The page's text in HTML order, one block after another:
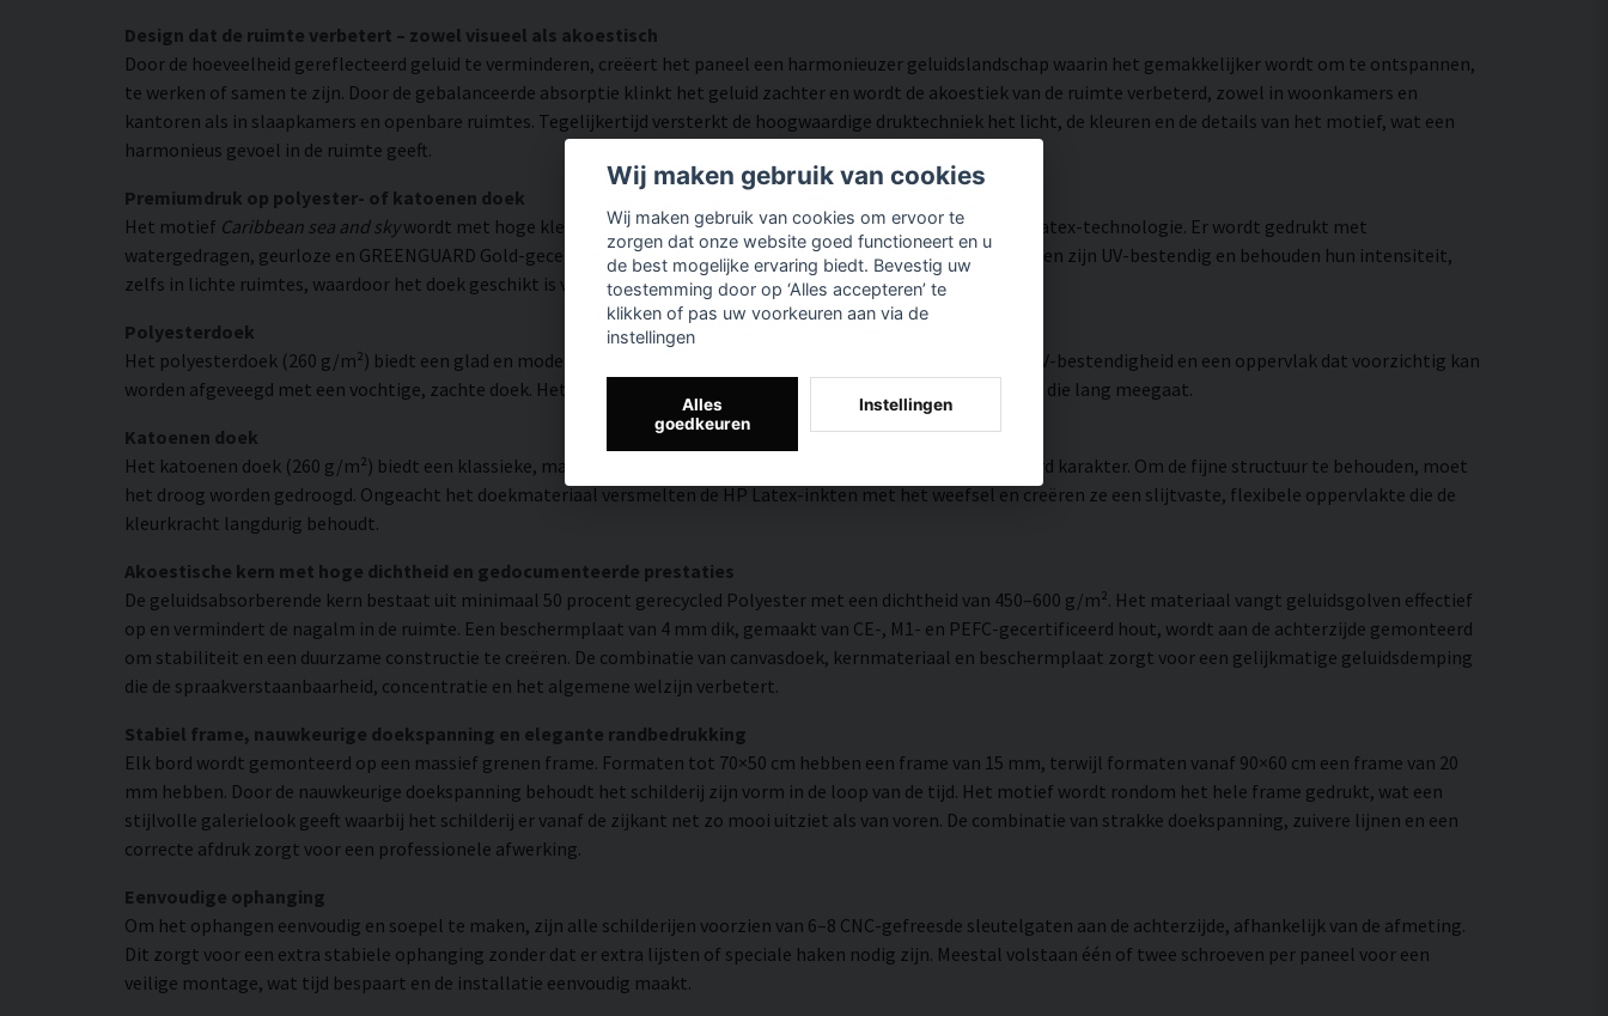
Design dat de ruimte verbetert – zowel visueel als akoestisch
Door de hoeveelheid gereflecteerd geluid te verminderen, creëert het paneel een harmonieuzer geluidslandschap waarin het gemakkelijker wordt om te ontspannen,
te werken of samen te zijn. Door de gebalanceerde absorptie klinkt het geluid zachter en wordt de akoestiek van de ruimte verbeterd, zowel in woonkamers en
kantoren als in slaapkamers en openbare ruimtes. Tegelijkertijd versterkt de hoogwaardige druktechniek het licht, de kleuren en de details van het motief, wat een
harmonieus gevoel in de ruimte geeft.
Premiumdruk op polyester- of katoenen doek
Het motief Caribbean sea and skywordt met hoge kleurnauwkeurigheid en veel detail weergegeven dankzij HP Latex-technologie. Er wordt gedrukt met
watergedragen, geurloze en GREENGUARD Gold-gecertificeerde inkt die een resolutie tot 300 DPI biedt. De kleuren zijn UV-bestendig en behouden hun intensiteit,
zelfs in lichte ruimtes, waardoor het doek geschikt is voor zowel thuis als in openbare ruimtes.
Polyesterdoek
Het polyesterdoek (260 g/m²) biedt een glad en modern oppervlak met hoge kleurnauwkeurigheid, zeer goede UV-bestendigheid en een oppervlak dat voorzichtig kan
worden afgeveegd met een vochtige, zachte doek. Het resultaat is een moderne, heldere en kleurrijke uitstraling die lang meegaat.
Katoenen doek
Het katoenen doek (260 g/m²) biedt een klassieke, matte textuur met natuurlijke warmte en een handgeschilderd karakter. Om de fijne structuur te behouden, moet
het droog worden gedroogd. Ongeacht het doekmateriaal versmelten de HP Latex-inkten met het weefsel en creëren ze een slijtvaste, flexibele oppervlakte die de
kleurkracht langdurig behoudt.
Akoestische kern met hoge dichtheid en gedocumenteerde prestaties
De geluidsabsorberende kern bestaat uit minimaal 50 procent gerecycled Polyester met een dichtheid van 450–600 g/m². Het materiaal vangt geluidsgolven effectief
op en vermindert de nagalm in de ruimte. Een beschermplaat van 4 mm dik, gemaakt van CE-, M1- en PEFC-gecertificeerd hout, wordt aan de achterzijde gemonteerd
om stabiliteit en een duurzame constructie te creëren. De combinatie van canvasdoek, kernmateriaal en beschermplaat zorgt voor een gelijkmatige geluidsdemping
die de spraakverstaanbaarheid, concentratie en het algemene welzijn verbetert.
Stabiel frame, nauwkeurige doekspanning en elegante randbedrukking
Elk bord wordt gemonteerd op een massief grenen frame. Formaten tot 70×50 cm hebben een frame van 15 mm, terwijl formaten vanaf 90×60 cm een frame van 20
mm hebben. Door de nauwkeurige doekspanning behoudt het schilderij zijn vorm in de loop van de tijd. Het motief wordt rondom het hele frame gedrukt, wat een
stijlvolle galerielook geeft waarbij het schilderij er vanaf de zijkant net zo mooi uitziet als van voren. De combinatie van strakke doekspanning, zuivere lijnen en een
correcte afdruk zorgt voor een professionele afwerking.
Eenvoudige ophanging
Om het ophangen eenvoudig en soepel te maken, zijn alle schilderijen voorzien van 6–8 CNC-gefreesde sleutelgaten aan de achterzijde, afhankelijk van de afmeting.
Dit zorgt voor een extra stabiele ophanging zonder dat er extra lijsten of speciale haken nodig zijn. Meestal volstaan één of twee schroeven per paneel voor een
veilige montage, wat tijd bespaart en de installatie eenvoudig maakt.
Wij maken gebruik van cookies
Wij maken gebruik van cookies om ervoor te
zorgen dat onze website goed functioneert en u
de best mogelijke ervaring biedt. Bevestig uw
toestemming door op ‘Alles accepteren’ te
klikken of pas uw voorkeuren aan via de
instellingen
Alles
goedkeuren
Instellingen